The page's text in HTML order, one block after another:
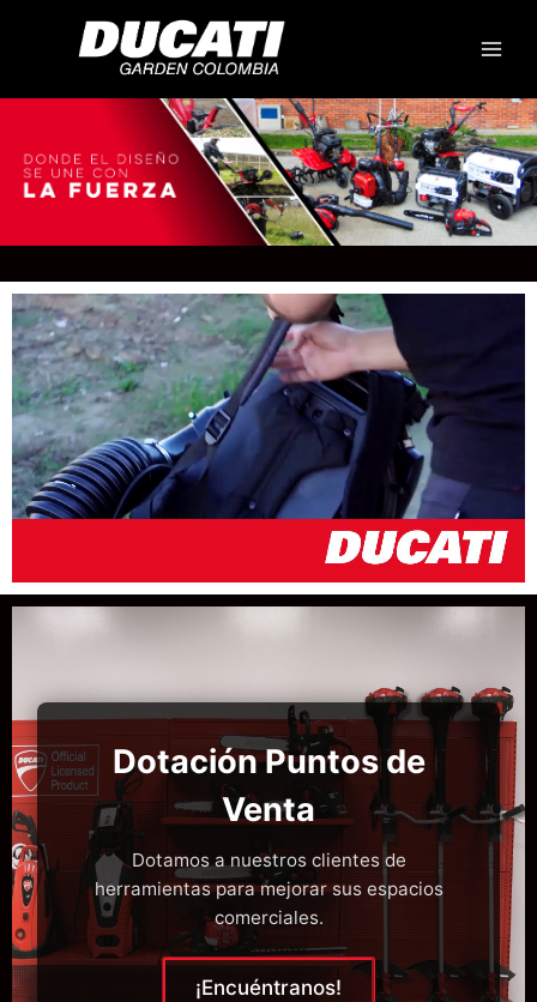
Dotación Puntos de
Venta
Dotamos a nuestros clientes de
herramientas para mejorar sus espacios
comerciales.
¡Encuéntranos!